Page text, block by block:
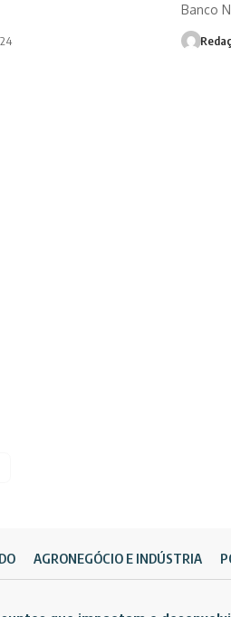
Banco
AGRONEGÓCIO E INDÚSTRIA